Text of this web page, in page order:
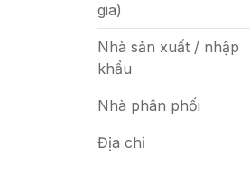
gia)
Nhà sản xuất / nhập
khẩu
Nhà phân phối
Địa chỉ